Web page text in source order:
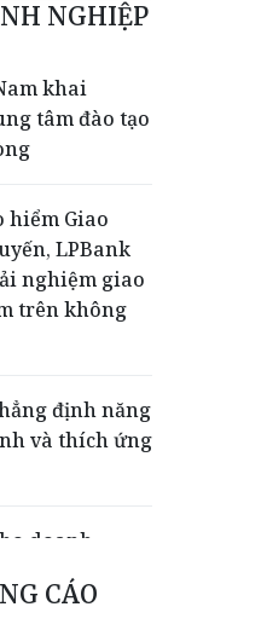
NGHIỆP
khai
tâm đào tạo
hiểm Giao
LPBank
nghiệm giao
trên không
định năng
và thích ứng
doanh
vượt kế
CÁO